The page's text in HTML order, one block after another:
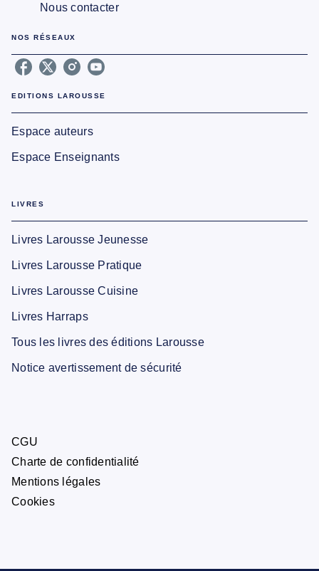
Nous contacter
NOS RÉSEAUX
EDITIONS LAROUSSE
Espace auteurs
Espace Enseignants
LIVRES
Livres Larousse Jeunesse
Livres Larousse Pratique
Livres Larousse Cuisine
Livres Harraps
Tous les livres des éditions Larousse
Notice avertissement de sécurité
CGU
Charte de confidentialité
Mentions légales
Cookies